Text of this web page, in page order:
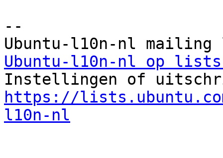
--
Ubuntu-l10n-nl op
https://
l10n-nl